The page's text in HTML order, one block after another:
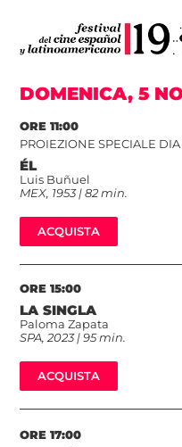
DOMENICA, 5
ORE 11:00
PROIEZIONE SPECIALE
ÉL
Luis Buñuel
MEX, 1953 | 82 min.
ACQUISTA
ORE 15:00
LA SINGLA
Paloma Zapata
SPA, 2023 | 95 min.
ACQUISTA
ORE 17:00